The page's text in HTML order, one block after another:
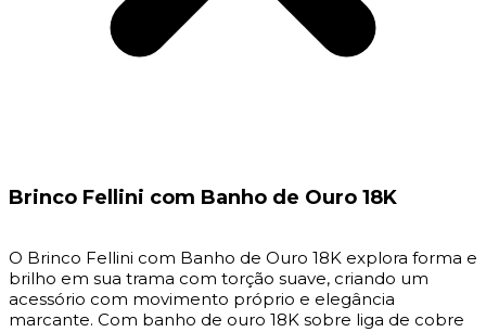
Brinco Fellini com Banho de Ouro 18K
O Brinco Fellini com Banho de Ouro 18K explora forma e
brilho em sua trama com torção suave, criando um
acessório com movimento próprio e elegância
marcante. Com banho de ouro 18K sobre liga de cobre